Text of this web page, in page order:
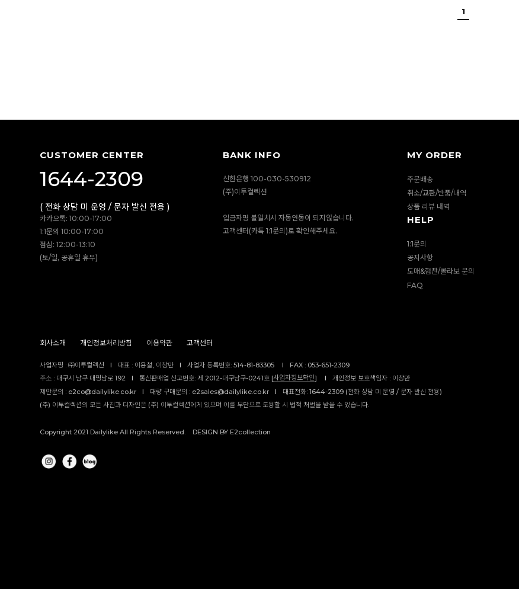
1
CUSTOMER CENTER
1644-2309
( 전화 상담 미 운영 / 문자 발신 전용 )
카카오톡: 10:00-17:00
1:1문의 10:00-17:00
점심: 12:00-13:10
(토/일, 공휴일 휴무)
BANK INFO
신한은행 100-030-530912
(주)이투컬렉션
입금자명 불일치시 자동연동이 되지않습니다.
고객센터(카톡 1:1문의)로 확인해주세요.
MY ORDER
주문배송
취소/교환/반품/내역
상품 리뷰 내역
HELP
1:1문의
공지사항
도매&협찬/콜라보 문의
FAQ
회사소개 개인정보처리방침 이용약관 고객센터
사업자명 : ㈜이투컬렉션 I 대표 : 이용철, 이창만 I 사업자 등록번호: 514-81-83305 I
FAX : 053-651-2309
주소 : 대구시 남구 대명남로 192
I 통신판매업 신고번호: 제 2012-대구남구-0241호 [사업자정보확인] I
개인정보 보호책임자 : 이창만
제안문의 : e2co@dailylike.co.kr
I 대량 구매문의 : e2sales@dailylike.co.kr I
대표전화: 1644-2309 (전화 상담 미 운영 / 문자 발신 전용)
(주) 이투컬렉션의 모든 사진과 디자인은 (주) 이투컬렉션에게 있으며 이를 무단으로 도용할 시 법적 처벌을 받을 수 있습니다.
Copyright 2021 Dailylike All Rights Reserved. DESIGN BY E2collection